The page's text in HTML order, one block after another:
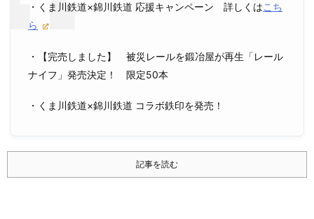
・くま川鉄道×錦川鉄道 応援キャンペーン 詳しくはこち
ら
・【完売しました】 被災レールを鍛冶屋が再生「レール
ナイフ」発売決定！ 限定50本
・くま川鉄道×錦川鉄道 コラボ鉄印を発売！
記事を読む